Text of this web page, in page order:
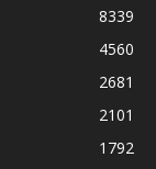
8339
4560
2681
2101
1792